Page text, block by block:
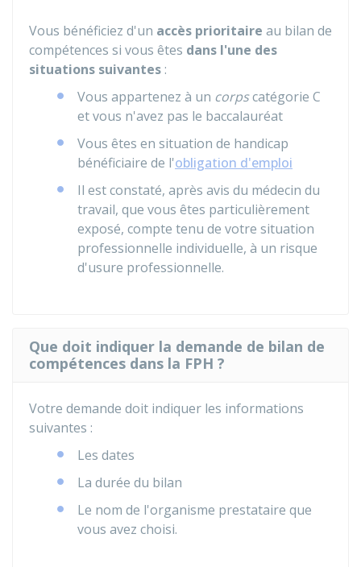
Vous bénéficiez d'un accès prioritaire au bilan de
compétences si vous êtes dans l'une des
situations suivantes :
Vous appartenez à un corpscatégorie C
et vous n'avez pas le baccalauréat
Vous êtes en situation de handicap
bénéficiaire de l'obligation d'emploi
Il est constaté, après avis du médecin du
travail, que vous êtes particulièrement
exposé, compte tenu de votre situation
professionnelle individuelle, à un risque
d'usure professionnelle.
Que doit indiquer la demande de bilan de
compétences dans la FPH ?
Votre demande doit indiquer les informations
suivantes :
Les dates
La durée du bilan
Le nom de l'organisme prestataire que
vous avez choisi.